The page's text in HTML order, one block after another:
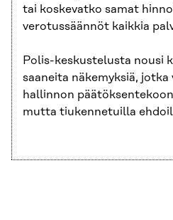
tai koskevatko samat
verotussäännöt kaikkia
Polis-keskustelusta nousi
saaneita näkemyksiä,
hallinnon
mutta tiukennetuilla